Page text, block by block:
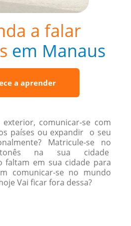
a falar
em Manaus
a aprender
comunicar-se com
países ou expandir o seu
Matricule-se no
na sua cidade
faltam em sua cidade para
comunicar-se no mundo
Vai ficar fora dessa?